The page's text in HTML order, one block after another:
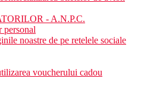
de hotel. Taxa nu este inclusa in
catre client la receptia hotelului.
sunt (Aprilie – Octombrie):
camera/noapte.
- A.N.P.C.
personal
noastre de pe retelele sociale
voucherului cadou